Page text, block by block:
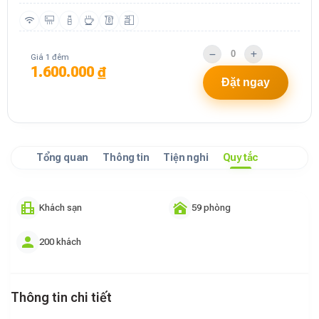
Giá 1 đêm
1.600.000 ₫
Đặt ngay
Tổng quan Thông tin Tiện nghi Quy tắc
Khách sạn 59 phòng
200 khách
Thông tin chi tiết